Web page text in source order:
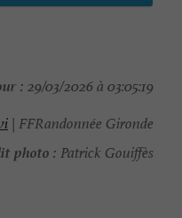
: 29/03/2026 à 03:05:19
| FFRandonnée Gironde
photo : Patrick Gouiffès